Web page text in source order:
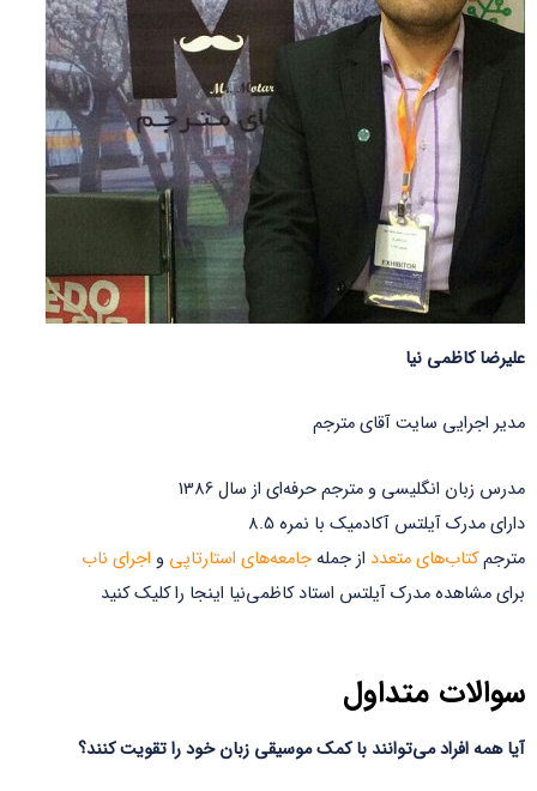
علیرضا کاظمی نیا
مدیر اجرایی سایت آقای مترجم
مدرس زبان انگلیسی و مترجم حرفه‌ای از سال 1386
دارای مدرک آیلتس آکادمیک با نمره 8.5
مترجمکتاب‌های متعدد از جملهجامعه‌های استارتاپی و اجرای ناب
برای مشاهده مدرک آیلتس استاد کاظمی‌نیا اینجا را کلیک کنید
سوالات متداول
آیا همه افراد می‌توانند با کمک موسیقی زبان خود را تقویت کنند؟